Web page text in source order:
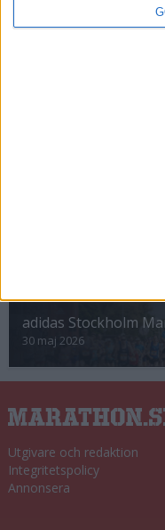
adidas Stockholm
30 maj 2026
Utgivare och redaktion
Integritetspolicy
Annonsera